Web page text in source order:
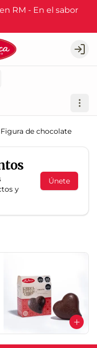
RM - En el sabor
Figura de chocolate
y
Únete